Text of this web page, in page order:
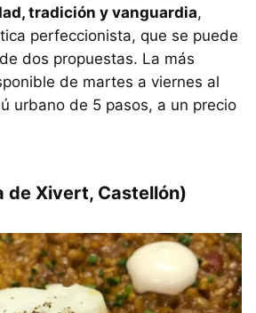
tradición y vanguardia,
perfeccionista, que se puede
dos propuestas. La más
de martes a viernes al
urbano de 5 pasos, a un precio
de Xivert, Castellón)